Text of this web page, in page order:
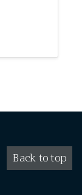
Back to top